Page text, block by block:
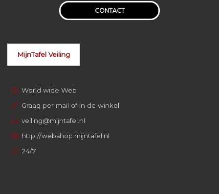
CONTACT
MijnTafel Veiling
World wide Web
Graag per mail of in de winkel
veiling@mijntafel.nl
http://webshop.mijntafel.nl
24/7